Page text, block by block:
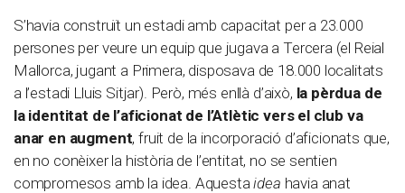
S’havia construït un estadi amb capacitat per a 23.000
persones per veure un equip que jugava a Tercera (el Reial
Mallorca, jugant a Primera, disposava de 18.000 localitats
a l’estadi Lluis Sitjar). Però, més enllà d’això, la pèrdua de
la identitat de l’aficionat de l’Atlètic vers el club va
anar en augment, fruit de la incorporació d’aficionats que,
en no conèixer la història de l’entitat, no se sentien
compromesos amb la idea. Aquestaidea havia anat